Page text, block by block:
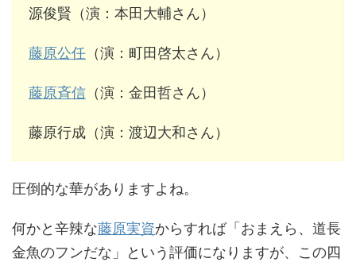
源俊賢（演：本田大輔さん）
藤原公任 （演：町田啓太さん）
藤原斉信 （演：金田哲さん）
藤原行成（演：渡辺大和さん）
圧倒的な華がありますよね。
何かと辛辣な藤原実資からすれば「おまえら、道長
金魚のフンだな」という評価になりますが、この四